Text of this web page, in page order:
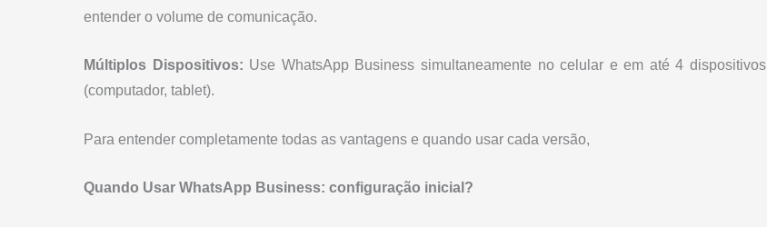
entender o volume de comunicação.
Múltiplos Dispositivos: Use WhatsApp Business simultaneamente no celular e em até 4 dispositivos
(computador, tablet).
Para entender completamente todas as vantagens e quando usar cada versão,
Quando Usar WhatsApp Business: configuração inicial?